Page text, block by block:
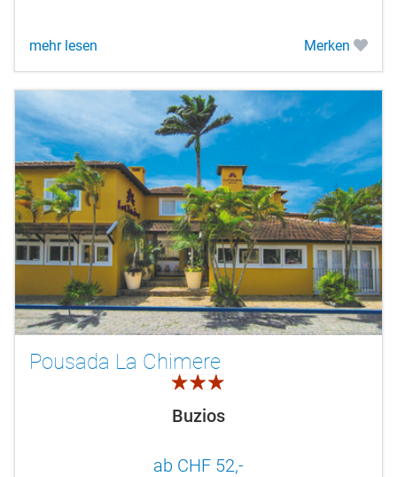
mehr lesen Merken
Pousada La Chimere
3.0
Buzios
ab CHF 52,-